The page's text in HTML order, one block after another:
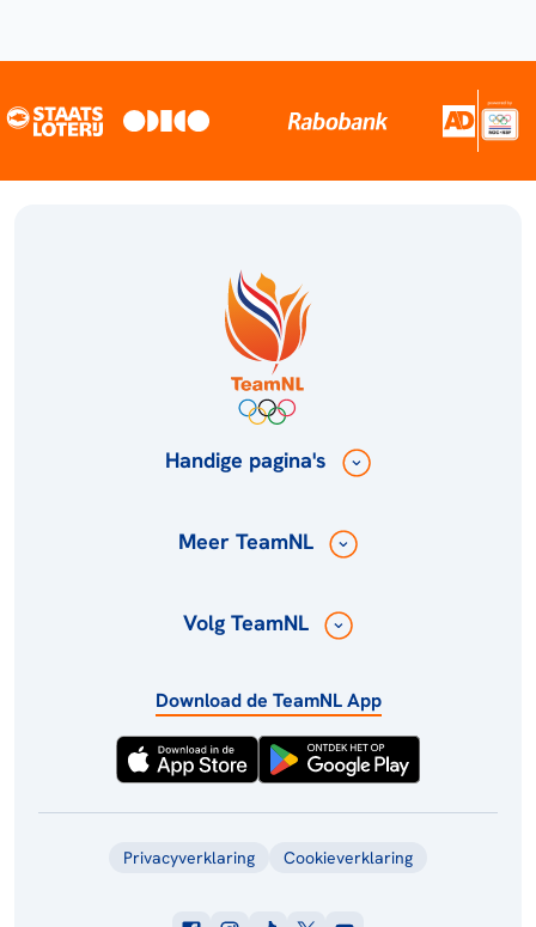
Handige pagina's
Meer TeamNL
Volg TeamNL
Download de TeamNL App
Privacyverklaring Cookieverklaring